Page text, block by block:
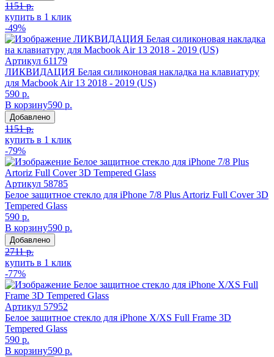
1151 р.
купить в 1 клик
-49%
Артикул 61179
ЛИКВИДАЦИЯ Белая силиконовая накладка на клавиатуру
для Macbook Air 13 2018 - 2019 (US)
590 р.
В корзину590 р.
Добавлено
1151 р.
купить в 1 клик
-79%
Артикул 58785
Белое защитное стекло для iPhone 7/8 Plus Artoriz Full Cover 3D
Tempered Glass
590 р.
В корзину590 р.
Добавлено
2711 р.
купить в 1 клик
-77%
Артикул 57952
Белое защитное стекло для iPhone X/XS Full Frame 3D
Tempered Glass
590 р.
В корзину590 р.